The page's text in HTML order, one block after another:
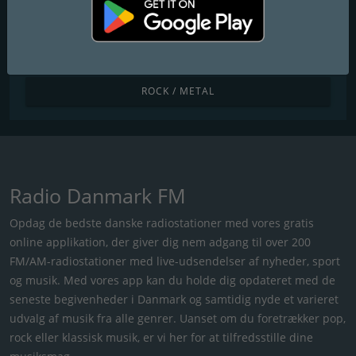
R&B / HIP HOP
ROCK / METAL
Radio Danmark FM
Opdag de bedste danske radiostationer med vores gratis
online applikation, der giver dig nem adgang til over 200
FM/AM-radiostationer med live-udsendelser af nyheder, sport
og musik. Med vores app kan du holde dig opdateret med de
seneste begivenheder i Danmark og samtidig nyde et varieret
udvalg af musik fra alle genrer. Uanset om du foretrækker pop,
rock eller klassisk musik, er vi her for at tilfredsstille dine